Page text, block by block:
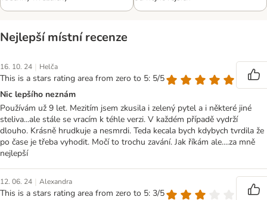
Nejlepší místní recenze
16. 10. 24 | Helča
This is a stars rating area from zero to 5: 5/5
Nic lepšího neznám
Používám už 9 let. Mezitím jsem zkusila i zelený pytel a i některé jiné
steliva...ale stále se vracím k téhle verzi. V každém případě vydrží
dlouho. Krásně hrudkuje a nesmrdi. Teda kecala bych kdybych tvrdila že
po čase je třeba vyhodit. Močí to trochu zavání. Jak říkám ale....za mně
nejlepší
12. 06. 24 | Alexandra
This is a stars rating area from zero to 5: 3/5